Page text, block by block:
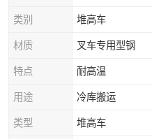
类别 堆高车
材质 叉车专用型钢
特点 耐高温
用途 冷库搬运
类型 堆高车